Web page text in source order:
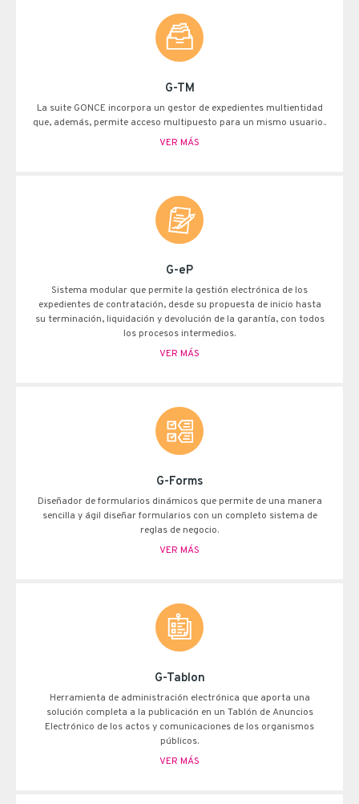
G-TM
La suite G·ONCE incorpora un gestor de expedientes multientidad
que, además, permite acceso multipuesto para un mismo usuario..
VER MÁS
G-eP
Sistema modular que permite la gestión electrónica de los
expedientes de contratación, desde su propuesta de inicio hasta
su terminación, liquidación y devolución de la garantía, con todos
los procesos intermedios.
VER MÁS
G-Forms
Diseñador de formularios dinámicos que permite de una manera
sencilla y ágil diseñar formularios con un completo sistema de
reglas de negocio.
VER MÁS
G-Tablon
Herramienta de administración electrónica que aporta una
solución completa a la publicación en un Tablón de Anuncios
Electrónico de los actos y comunicaciones de los organismos
públicos.
VER MÁS